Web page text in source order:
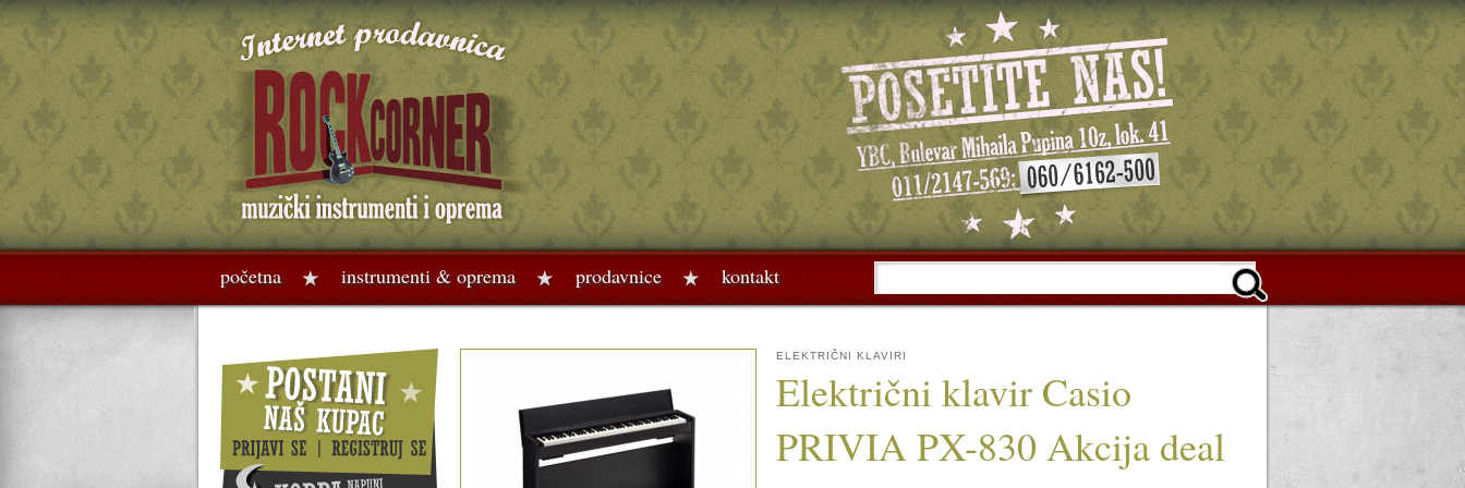
početna instrumenti & oprema prodavnice kontakt
ELEKTRIČNI KLAVIRI
Električni klavir Casio
PRIVIA PX-830 Akcija deal